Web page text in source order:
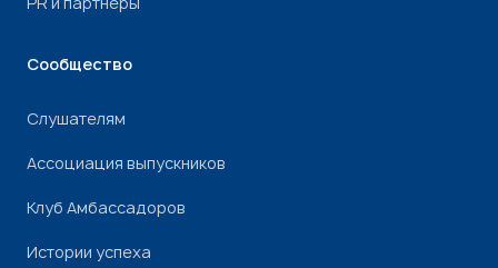
Сообщество
Слушателям
Ассоциация выпускников
Клуб Амбассадоров
Истории успеха